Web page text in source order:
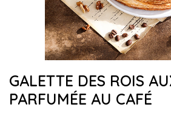
GALETTE DES ROIS
PARFUMÉE AU CAFÉ